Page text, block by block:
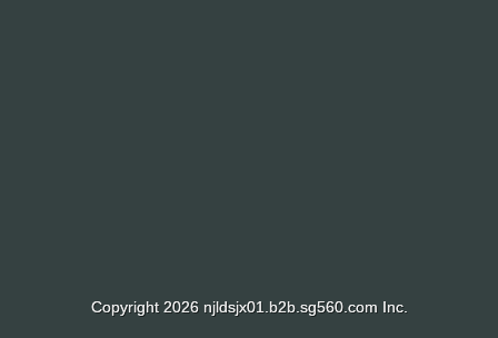
Copyright 2026 njldsjx01.b2b.sg560.com Inc.
Copyright 2026 njldsjx01.b2b.sg560.com Inc.